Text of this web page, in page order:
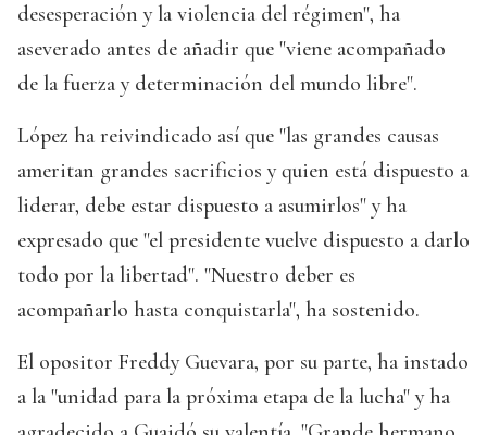
desesperación y la violencia del régimen", ha
aseverado antes de añadir que "viene acompañado
de la fuerza y determinación del mundo libre".
López ha reivindicado así que "las grandes causas
ameritan grandes sacrificios y quien está dispuesto a
liderar, debe estar dispuesto a asumirlos" y ha
expresado que "el presidente vuelve dispuesto a darlo
todo por la libertad". "Nuestro deber es
acompañarlo hasta conquistarla", ha sostenido.
El opositor Freddy Guevara, por su parte, ha instado
a la "unidad para la próxima etapa de la lucha" y ha